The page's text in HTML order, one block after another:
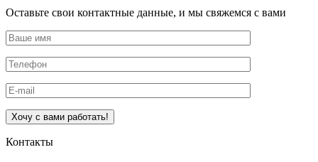
Оставьте свои контактные данные, и мы свяжемся с вами
Оставьте это поле пустым.
Контакты